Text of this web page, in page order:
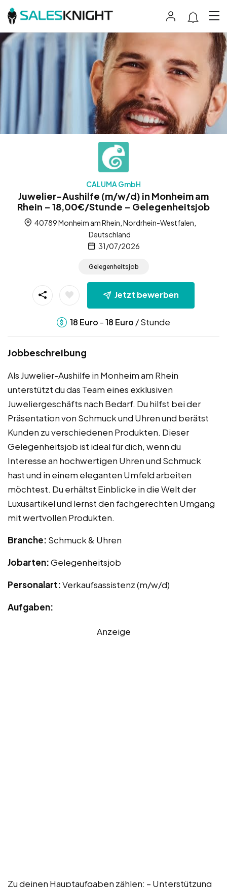
CALUMA GmbH
Juwelier-Aushilfe (m/w/d) in Monheim am
Rhein – 18,00€/Stunde – Gelegenheitsjob
40789 Monheim am Rhein, Nordrhein-Westfalen,
Deutschland
31/07/2026
Gelegenheitsjob
Jetzt bewerben
18 Euro -18 Euro / Stunde
Jobbeschreibung
Als Juwelier-Aushilfe in Monheim am Rhein
unterstützt du das Team eines exklusiven
Juweliergeschäfts nach Bedarf. Du hilfst bei der
Präsentation von Schmuck und Uhren und berätst
Kunden zu verschiedenen Produkten. Dieser
Gelegenheitsjob ist ideal für dich, wenn du
Interesse an hochwertigen Uhren und Schmuck
hast und in einem eleganten Umfeld arbeiten
möchtest. Du erhältst Einblicke in die Welt der
Luxusartikel und lernst den fachgerechten Umgang
mit wertvollen Produkten.
Branche: Schmuck & Uhren
Jobarten:Gelegenheitsjob
Personalart:Verkaufsassistenz (m/w/d)
Aufgaben:
Anzeige
Zu deinen Hauptaufgaben zählen: – Unterstützung